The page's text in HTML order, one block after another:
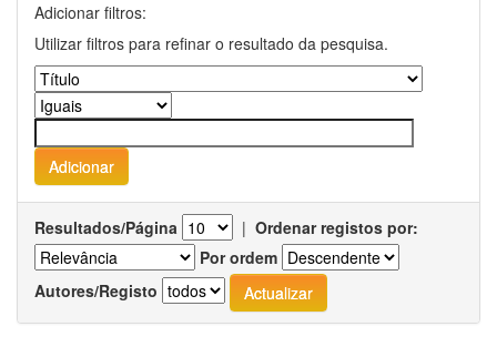
Adicionar filtros:
Utilizar filtros para refinar o resultado da pesquisa.
Resultados/Página | Ordenar registos por:
Por ordem
Autores/Registo